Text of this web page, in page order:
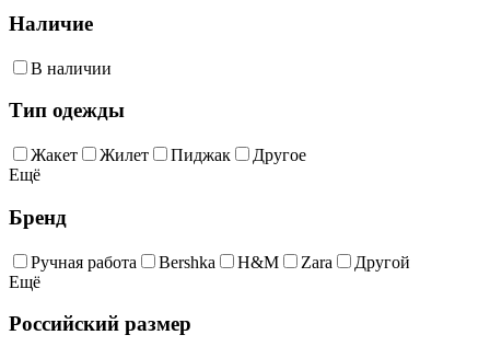
Наличие
В наличии
Тип одежды
Жакет Жилет Пиджак
Другое
Ещё
Бренд
Ручная работа Bershka H&M Zara
Другой
Ещё
Российский размер